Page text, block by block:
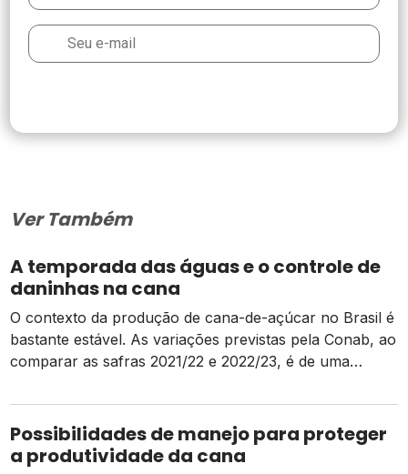
Ver Também
A temporada das águas e o controle de
daninhas na cana
O contexto da produção de cana-de-açúcar no Brasil é
bastante estável. As variações previstas pela Conab, ao
comparar as safras 2021/22 e 2022/23, é de uma
recuo de 2,6% de área plantada, que cedeu espaço
para a soja e o milho. A canavicultura cresce em
importância e […]
Possibilidades de manejo para proteger
a produtividade da cana